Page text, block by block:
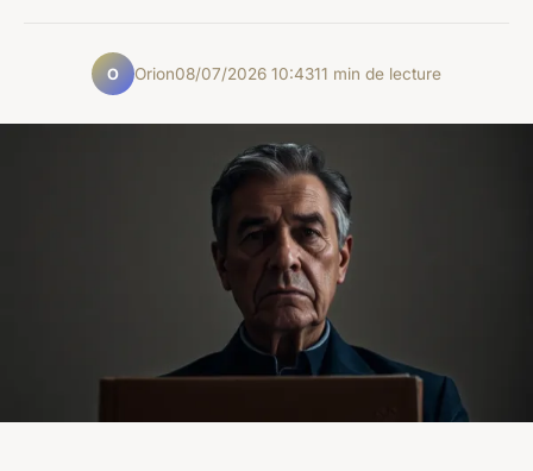
O Orion08/07/2026 10:4311 min de lecture